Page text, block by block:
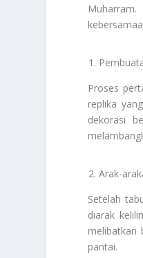
Muharram.
Proses
replika
dekorasi
Arak-
Setelah
diarak
melibatkan
pantai.